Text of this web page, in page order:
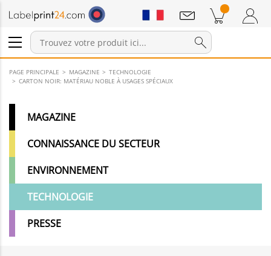
Connexion / Inscription
Produits dans le panier
Annonces
PAGE PRINCIPALE MAGAZINE
TECHNOLOGIE
CARTON NOIR: MATÉRIAU NOBLE À USAGES SPÉCIAUX
MAGAZINE
CONNAISSANCE DU SECTEUR
ENVIRONNEMENT
TECHNOLOGIE
PRESSE